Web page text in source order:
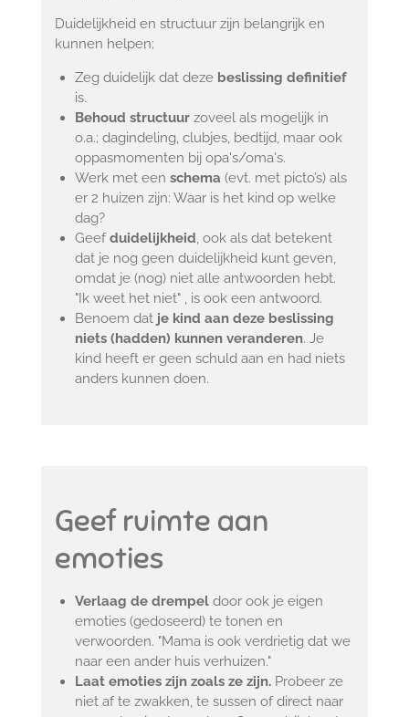
Duidelijkheid en structuur zijn belangrijk en
kunnen helpen;
Zeg duidelijk dat deze beslissing definitief
is.
Behoud structuurzoveel als mogelijk in
o.a.; dagindeling, clubjes, bedtijd, maar ook
oppasmomenten bij opa's/oma's.
Werk met eenschema (evt. met picto’s) als
er 2 huizen zijn: Waar is het kind op welke
dag?
Geefduidelijkheid, ook als dat betekent
dat je nog geen duidelijkheid kunt geven,
omdat je (nog) niet alle antwoorden hebt.
"Ik weet het niet" , is ook een antwoord.
Benoem dat je kind aan deze beslissing
niets (hadden) kunnen veranderen. Je
kind heeft er geen schuld aan en had niets
anders kunnen doen.
Geef ruimte aan
emoties
Verlaag de drempel door ook je eigen
emoties (gedoseerd) te tonen en
verwoorden. "Mama is ook verdrietig dat we
naar een ander huis verhuizen."
Laat emoties zijn zoals ze zijn. Probeer ze
niet af te zwakken, te sussen of direct naar